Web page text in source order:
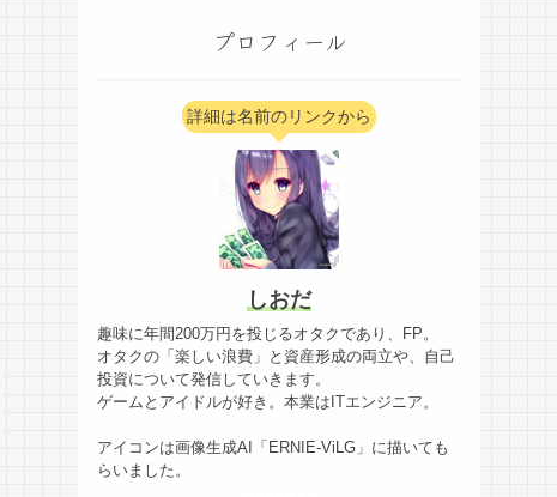
プロフィール
詳細は名前のリンクから
しおだ
趣味に年間200万円を投じるオタクであり、FP。
オタクの「楽しい浪費」と資産形成の両立や、自己
投資について発信していきます。
ゲームとアイドルが好き。本業はITエンジニア。
アイコンは画像生成AI「ERNIE-ViLG」に描いても
らいました。